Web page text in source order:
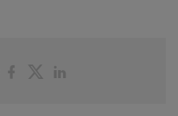
ShareShare